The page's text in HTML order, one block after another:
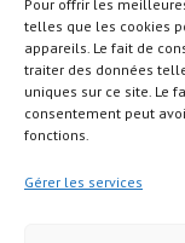
Pour offrir les
telles que les cookies
appareils. Le fait de
traiter des données
uniques sur ce site. Le
consentement peut
fonctions.
Gérer les services